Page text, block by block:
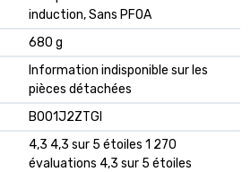
induction, Sans PFOA
‎680 g
‎Information indisponible sur les
pièces détachées
B001J2ZTGI
4,3 4,3 sur 5 étoiles 1 270
évaluations 4,3 sur 5 étoiles